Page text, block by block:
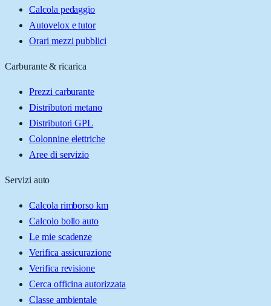
Calcola pedaggio
Autovelox e tutor
Orari mezzi pubblici
Carburante & ricarica
Prezzi carburante
Distributori metano
Distributori GPL
Colonnine elettriche
Aree di servizio
Servizi auto
Calcola rimborso km
Calcolo bollo auto
Le mie scadenze
Verifica assicurazione
Verifica revisione
Cerca officina autorizzata
Classe ambientale